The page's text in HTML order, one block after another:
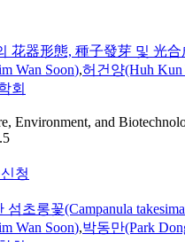
花器形態, 種子發芽 및 光合
Wan Soon),허건양(Huh Kun
회
Environment, and
청
초롱꽃(Campanula
Wan Soon),박동만(Park